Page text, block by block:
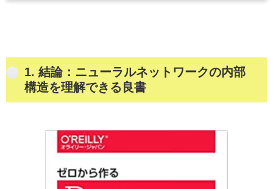
1. 結論： ニューラルネットワークの内部
構造を理解できる良書